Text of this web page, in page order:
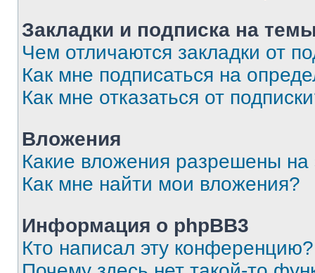
Закладки и подписка на
Чем отличаются закладки от
Как мне подписаться на
Как мне отказаться от
Вложения
Какие вложения разрешены
Как мне найти мои вложения?
Информация о phpBB3
Кто написал эту конференцию?